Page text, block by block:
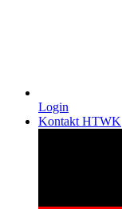
Login
Kontakt HTWK